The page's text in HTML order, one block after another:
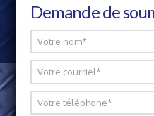
Demande de